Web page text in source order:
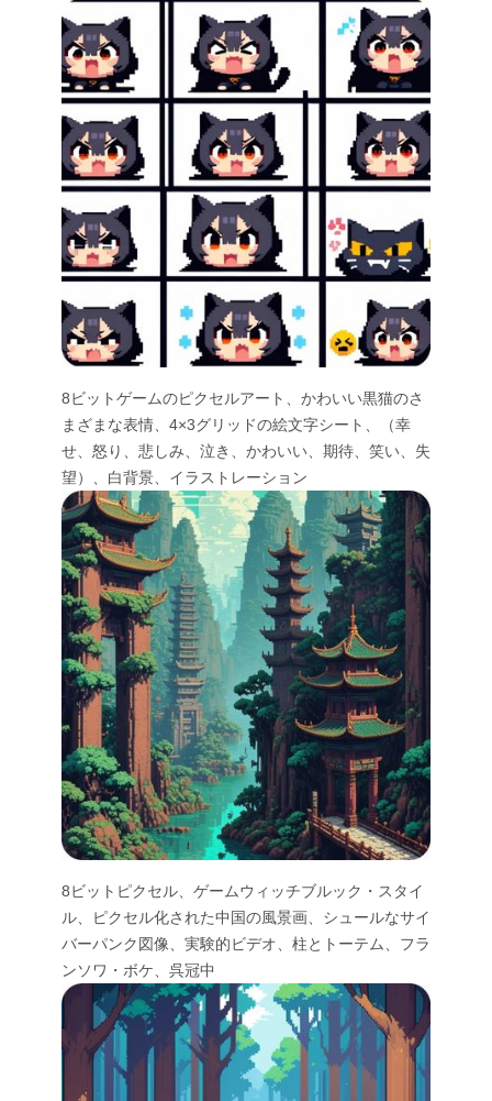
8ビットゲームのピクセルアート、かわいい黒猫のさ
まざまな表情、4×3グリッドの絵文字シート、（幸
せ、怒り、悲しみ、泣き、かわいい、期待、笑い、失
望）、白背景、イラストレーション
8ビットピクセル、ゲームウィッチブルック・スタイ
ル、ピクセル化された中国の風景画、シュールなサイ
バーパンク図像、実験的ビデオ、柱とトーテム、フラ
ンソワ・ボケ、呉冠中